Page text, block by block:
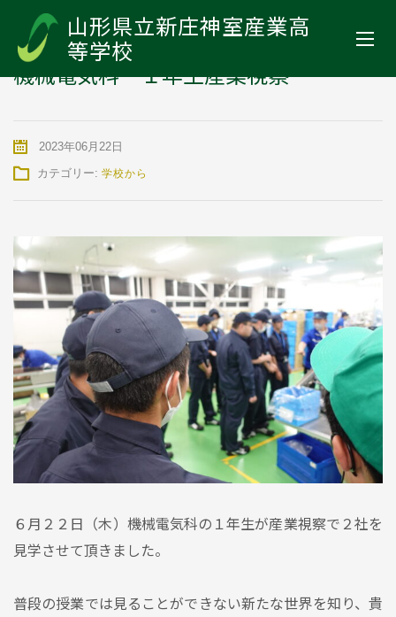
山形県立新庄神室産業高
等学校
１年生産業視察
機械電気科 １年生産業視察
2023年06月22日
カテゴリー: 学校から
６月２２日（木）機械電気科の１年生が産業視察で２社を
見学させて頂きました。
普段の授業では見ることができない新たな世界を知り、貴